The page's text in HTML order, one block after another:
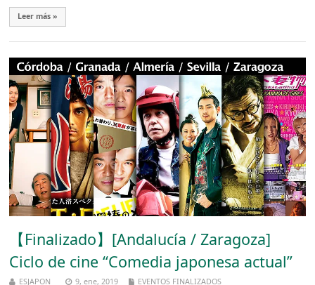
Leer más »
【Finalizado】[Andalucía / Zaragoza]
Ciclo de cine “Comedia japonesa actual”
ESJAPON 9, ene, 2019 EVENTOS FINALIZADOS